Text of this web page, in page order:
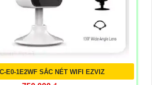
E0-1E2WF SẮC NÉT WIFI EZVIZ